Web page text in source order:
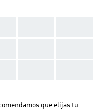
que elijas tu